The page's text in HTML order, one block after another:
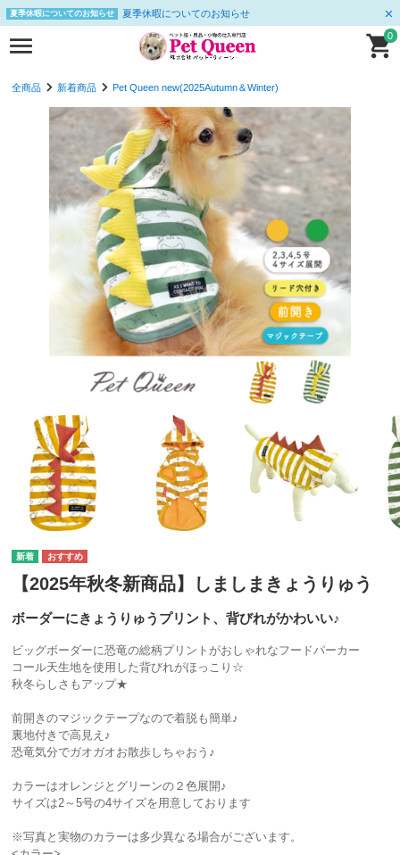
夏季休暇についてのお知らせ 夏季休暇についてのお知らせ
0
全商品 新着商品 Pet Queen new(2025Autumn＆Winter)
【2025年秋冬新商品】しましまきょうりゅう
ボーダーにきょうりゅうプリント、背びれがかわいい♪
ビッグボーダーに恐竜の総柄プリントがおしゃれなフードパーカー
コール天生地を使用した背びれがほっこり☆
秋冬らしさもアップ★
前開きのマジックテープなので着脱も簡単♪
裏地付きで高見え♪
恐竜気分でガオガオお散歩しちゃおう♪
カラーはオレンジとグリーンの２色展開♪
サイズは2～5号の4サイズを用意しております
※写真と実物のカラーは多少異なる場合がございます。